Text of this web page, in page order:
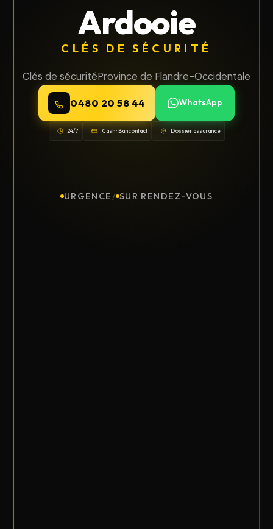
Ardooie
CLÉS DE SÉCURITÉ
Clés de sécuritéProvince de Flandre-Occidentale
0480 20 58 44 WhatsApp
24/7 Cash · Bancontact Dossier assurance
URGENCE / SUR RENDEZ-VOUS